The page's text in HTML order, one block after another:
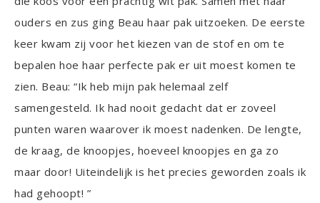
ouders en zus ging Beau haar pak uitzoeken. De eerste
keer kwam zij voor het kiezen van de stof en om te
bepalen hoe haar perfecte pak er uit moest komen te
zien. Beau: “Ik heb mijn pak helemaal zelf
samengesteld. Ik had nooit gedacht dat er zoveel
punten waren waarover ik moest nadenken. De lengte,
de kraag, de knoopjes, hoeveel knoopjes en ga zo
maar door! Uiteindelijk is het precies geworden zoals ik
had gehoopt! ”